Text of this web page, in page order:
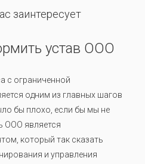
заинтересует
устав ООО
с ограниченной
одним из главных шагов
бы плохо, если бы мы не
ООО является
который так сказать
и управления